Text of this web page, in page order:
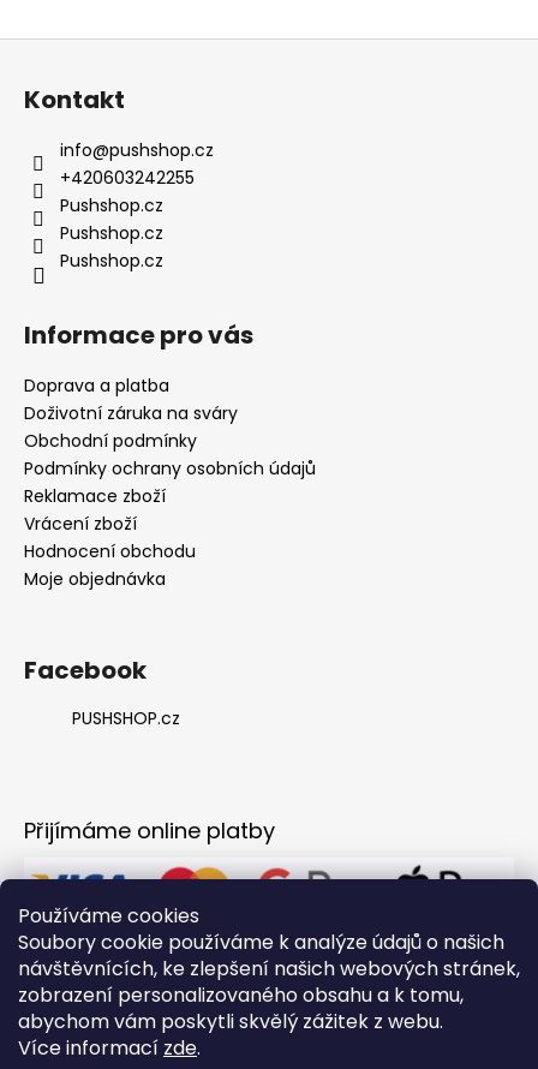
Používáme cookies
Soubory cookie používáme k analýze údajů o našich
návštěvnících, ke zlepšení našich webových stránek,
zobrazení personalizovaného obsahu a k tomu,
abychom vám poskytli skvělý zážitek z webu.
Více informací zde.
Kontakt
info@pushshop.cz
+420603242255
Pushshop.cz
Pushshop.cz
Pushshop.cz
Informace pro vás
Doprava a platba
Doživotní záruka na sváry
Obchodní podmínky
Podmínky ochrany osobních údajů
Reklamace zboží
Vrácení zboží
Hodnocení obchodu
Moje objednávka
Facebook
PUSHSHOP.cz
Přijímáme online platby